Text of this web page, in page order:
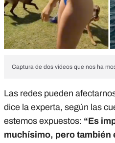
Captura de dos vídeos que nos ha
Las redes pueden
dice la experta, según las
estemos expuestos: “Es
muchísimo, pero también